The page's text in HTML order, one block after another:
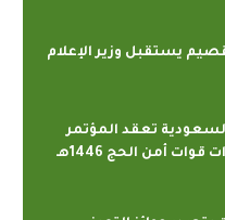
يستقبل وزير الإعلام
السعودية تعقد المؤتمر
أمن الحج 1446هـ